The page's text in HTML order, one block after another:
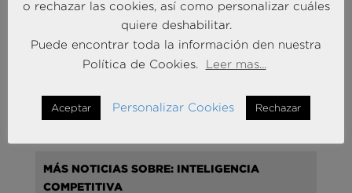
Andersen Consulting refuerza su crecimiento en
como Socio Responsable de Human Capital
30 Sep 2025
MÁS NOTICIAS SOBRE: INTELIGENCIA
COMPETITIVA
o rechazar las cookies, así como personalizar cuáles
quiere deshabilitar.
Puede encontrar toda la información den nuestra
Política de Cookies.
Leer mas...
Aceptar Personalizar Cookies Rechazar